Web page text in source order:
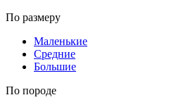
По размеру
Маленькие
Средние
Большие
По породе